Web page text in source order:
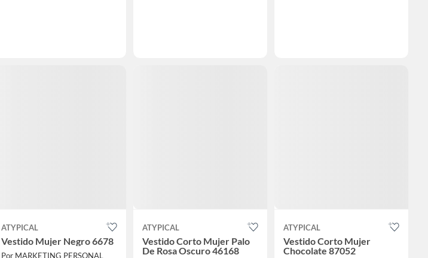
ATYPICAL
Vestido Mujer Negro 6678
Por MARKETING PERSONAL
ATYPICAL
Vestido Corto Mujer Palo
De Rosa Oscuro 46168
ATYPICAL
Vestido Corto Mujer
Chocolate 87052